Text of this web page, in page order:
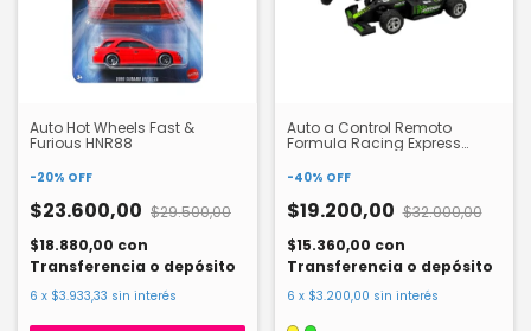
Auto Hot Wheels Fast &
Furious HNR88
-20% OFF
$23.600,00 $29.500,00
$18.880,00 con
Transferencia o depósito
6 x $3.933,33 sin interés
Auto a Control Remoto
Formula Racing Express
-40% OFF
$19.200,00 $32.000,00
$15.360,00 con
Transferencia o depósito
6 x $3.200,00 sin interés